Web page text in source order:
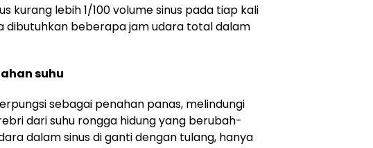
kurang lebih 1/100 volume sinus pada tiap kali
dibutuhkan beberapa jam udara total dalam
suhu
sebagai penahan panas, melindungi
dari suhu rongga hidung yang berubah-
dalam sinus di ganti dengan tulang, hanya